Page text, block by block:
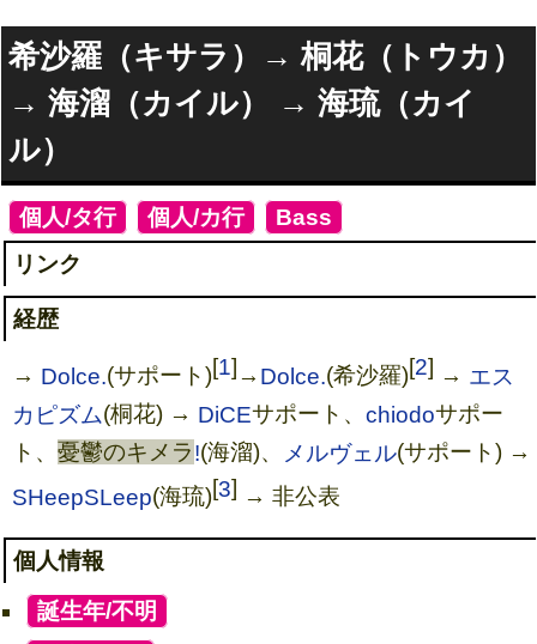
希沙羅（キサラ）→ 桐花（トウカ）
→ 海溜（カイル） → 海琉（カイ
ル）
個人/タ行] 個人/カ行] Bass
リンク
経歴
→ Dolce.(サポート)[1] → Dolce.(希沙羅)[2] → エス
カピズム(桐花) → DiCEサポート、chiodoサポー
ト、憂鬱のキメラ!(海溜)、 メルヴェル(サポート) →
SHeepSLeep(海琉)[3] → 非公表
個人情報
誕生年/不明